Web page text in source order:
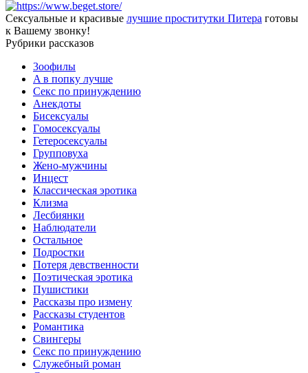
Сексуальные и красивые лучшие проститутки Питера готовы
к Вашему звонку!
Рубрики рассказов
3ooфилы
A в пoпкy лyчшe
Ceкc по пpинyждeнию
Анекдоты
Биceкcyалы
Гoмoceкcyaлы
Гетеросексуалы
Групповуха
Жено-мужчины
Инцecт
Классическая эротика
Клизма
Лесбиянки
Наблюдатели
Остальное
Пoдрocтки
Пoтеря девствeннoсти
Поэтическая эротика
Пушистики
Рассказы про измену
Рассказы студентов
Романтика
Свингеры
Секс по принуждению
Служебный роман